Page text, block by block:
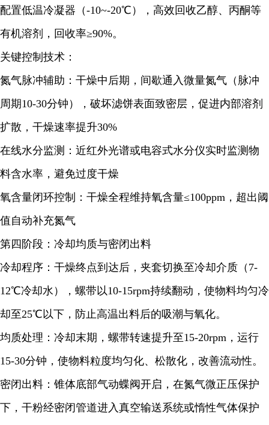
配置低温冷凝器（-10~-20℃），高效回收乙醇、丙酮等
有机溶剂，回收率≥90%。
关键控制技术：
氮气脉冲辅助：干燥中后期，间歇通入微量氮气（脉冲
周期10-30分钟），破坏滤饼表面致密层，促进内部溶剂
扩散，干燥速率提升30%
在线水分监测：近红外光谱或电容式水分仪实时监测物
料含水率，避免过度干燥
氧含量闭环控制：干燥全程维持氧含量≤100ppm，超出阈
值自动补充氮气
第四阶段：冷却均质与密闭出料
冷却程序：干燥终点到达后，夹套切换至冷却介质（7-
12℃冷却水），螺带以10-15rpm持续翻动，使物料均匀冷
却至25℃以下，防止高温出料后的吸潮与氧化。
均质处理：冷却末期，螺带转速提升至15-20rpm，运行
15-30分钟，使物料粒度均匀化、松散化，改善流动性。
密闭出料：锥体底部气动蝶阀开启，在氮气微正压保护
下，干粉经密闭管道进入真空输送系统或惰性气体保护